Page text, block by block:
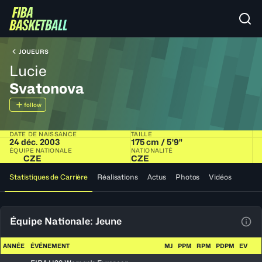
JOUEURS
Lucie
Svatonova
follow
DATE DE NAISSANCE
24 déc. 2003
TAILLE
175 cm / 5'9"
ÉQUIPE NATIONALE
CZE
NATIONALITÉ
CZE
Statistiques de Carrière Réalisations Actus Photos Vidéos
Équipe Nationale: Jeune
ANNÉE ÉVÉNEMENT MJ PPM RPM PDPM EV